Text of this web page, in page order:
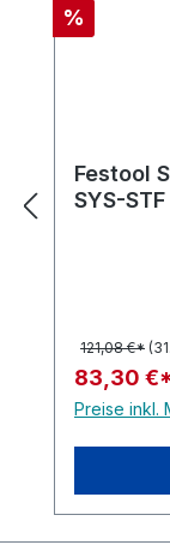
Rabatt
%
Festool
SYS-
121,08 €*
83,30 €*
Preise inkl.